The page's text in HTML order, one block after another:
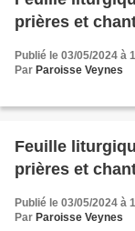
prières et
Publié le 03/05/2024 à
Par Paroisse Veynes
Feuille
prières et
Publié le 03/05/2024 à
Par Paroisse Veynes